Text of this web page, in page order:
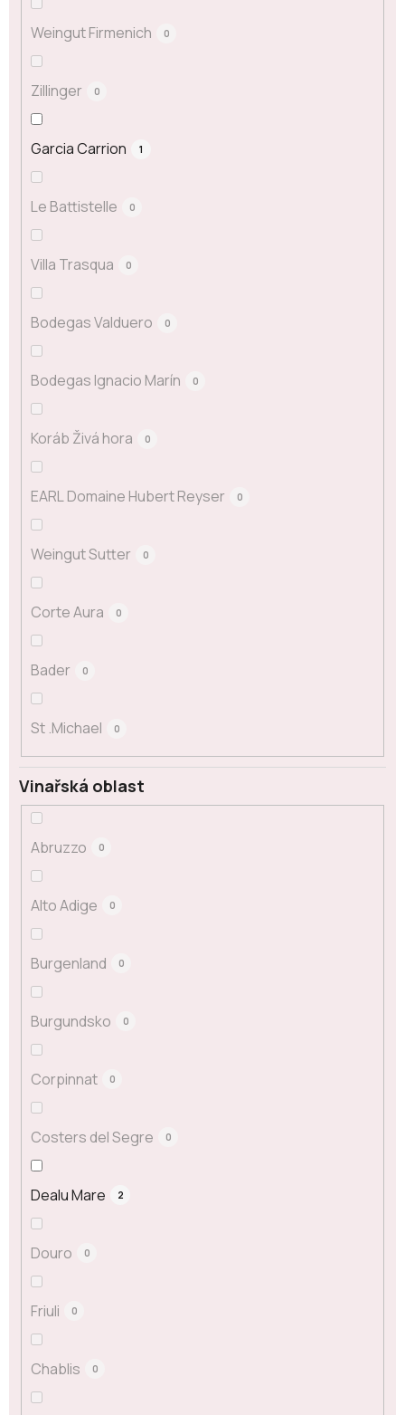
Weingut Firmenich 0
Zillinger 0
Garcia Carrion 1
Le Battistelle 0
Villa Trasqua 0
Bodegas Valduero 0
Bodegas Ignacio Marín 0
Koráb Živá hora 0
EARL Domaine Hubert Reyser 0
Weingut Sutter 0
Corte Aura 0
Bader 0
St .Michael 0
Vinařská oblast
Abruzzo 0
Alto Adige 0
Burgenland 0
Burgundsko 0
Corpinnat 0
Costers del Segre 0
Dealu Mare 2
Douro 0
Friuli 0
Chablis 0